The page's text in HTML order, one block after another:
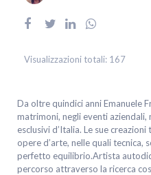
Visualizzazioni totali: 167
Da oltre quindici anni Emanuele
matrimoni, negli eventi aziendali,
esclusivi d’Italia. Le sue
opere d’arte, nelle quali tecnica,
perfetto equilibrio.Artista
percorso attraverso la ricerca